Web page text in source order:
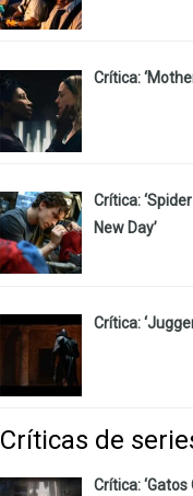
Crítica:
Crítica:
New Day’
Crítica:
Críticas de
Crítica: ‘Gatos